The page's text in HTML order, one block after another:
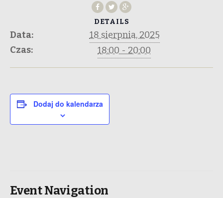
DETAILS
Data:
18 sierpnia, 2025
Czas:
18:00 - 20:00
Dodaj do kalendarza
Event Navigation